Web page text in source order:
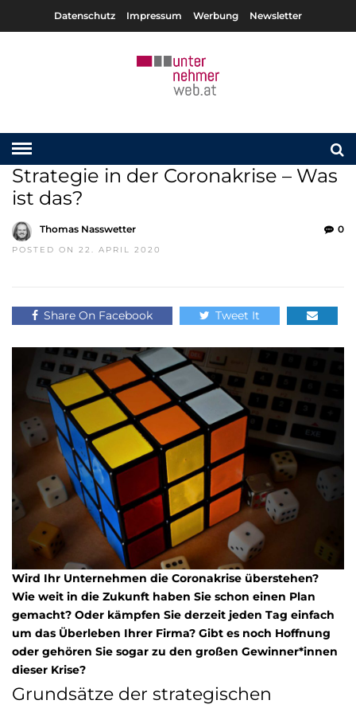
Datenschutz Impressum Werbung Newsletter
Strategie in der Coronakrise – Was
ist das?
Thomas Nasswetter
POSTED ON 22. APRIL 2020
0
Share On Facebook Tweet It
Wird Ihr Unternehmen die Coronakrise überstehen?
Wie weit in die Zukunft haben Sie schon einen Plan
gemacht? Oder kämpfen Sie derzeit jeden Tag einfach
um das Überleben Ihrer Firma? Gibt es noch Hoffnung
oder gehören Sie sogar zu den großen Gewinner*innen
dieser Krise?
Grundsätze der strategischen